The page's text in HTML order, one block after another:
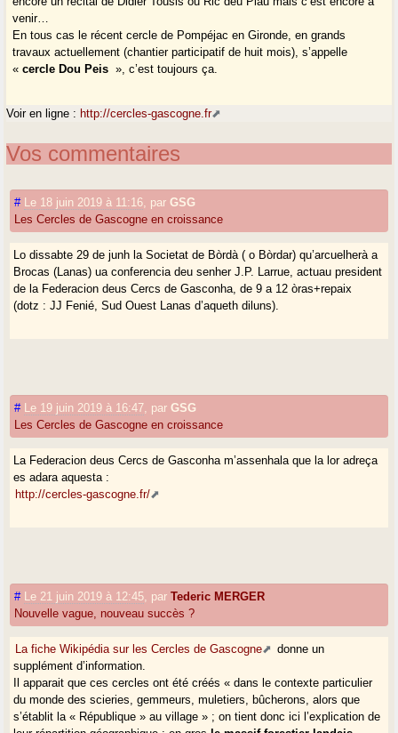
venir…
En tous cas le récent cercle de Pompéjac en Gironde, en grands
travaux actuellement (chantier participatif de huit mois), s’appelle
«cercle Dou Peis », c’est toujours ça.
Voir en ligne : http://cercles-gascogne.fr
Vos commentaires
# Le 18 juin 2019 à 11:16 parGSG
Les Cercles de Gascogne en croissance
Lo dissabte 29 de junh la Societat de Bòrdà ( o Bòrdar) qu’arcuelherà a
Brocas (Lanas) ua conferencia deu senher J.P. Larrue, actuau president
de la Federacion deus Cercs de Gasconha, de 9 a 12 òras+repaix
(dotz : JJ Fenié, Sud Ouest Lanas d’aqueth diluns).
# Le 19 juin 2019 à 16:47 parGSG
Les Cercles de Gascogne en croissance
La Federacion deus Cercs de Gasconha m’assenhala que la lor adreça
es adara aquesta :
http://cercles-gascogne.fr/
# Le 21 juin 2019 à 12:45 parTederic MERGER
Nouvelle vague, nouveau succès ?
La fiche Wikipédia sur les Cercles de Gascogne
donne un
supplément d’information.
Il apparait que ces cercles ont été créés « dans le contexte particulier
du monde des scieries, gemmeurs, muletiers, bûcherons, alors que
s’établit la « République » au village » ; on tient donc ici l’explication de